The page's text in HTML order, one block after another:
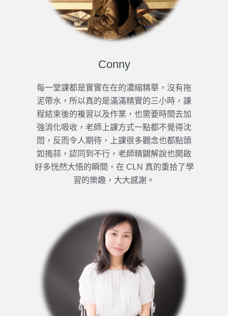
Conny
每一堂課都是實實在在的濃縮精華，沒有拖
泥帶水，所以真的是滿滿精實的三小時，課
程結束後的複習以及作業，也需要時間去加
強消化吸收，老師上課方式一點都不覺得沈
悶，反而令人期待，上課很多觀念也都點頭
如搗蒜，認同到不行，老師精闢解說也開啟
好多恍然大悟的瞬間，在 CLN 真的重拾了學
習的樂趣，大大感謝。